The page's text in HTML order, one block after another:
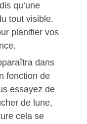
qu’une
tout visible.
planifier vos
dans
fonction de
essayez de
de lune,
cela se